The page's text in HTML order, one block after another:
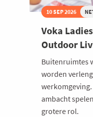
10 SEP 2026
Voka
Outdoor
Buitenruimtes
worden
ambacht
grotere rol.